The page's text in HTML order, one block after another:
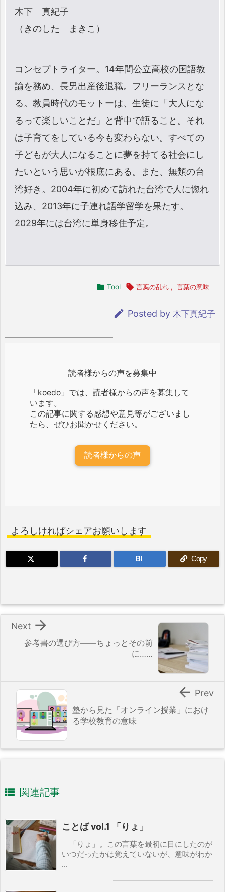
木下 真紀子
（きのした まきこ）
コンセプトライター。14年間公立高校の国語教
諭を務め、長男出産後退職。フリーランスとな
る。教員時代のモットーは、生徒に「大人にな
るって楽しいことだ」と背中で語ること。それ
は子育てをしている今も変わらない。すべての
子どもが大人になることに夢を持てる社会にし
たいという思いが根底にある。また、無類の台
湾好き。2004年に初めて訪れた台湾で人に惚れ
込み、2013年に子連れ語学留学を果たす。
2029年には台湾に単身移住予定。
 Tool  言葉の乱れ , 言葉の意味
 Posted by 木下真紀子
読者様からの声を募集中
「koedo」では、読者様からの声を募集して
います。
この記事に関する感想や意見等がございまし
たら、ぜひお聞かせください。
読者様からの声
よろしければシェアお願いします
B! Copy
参考書の選び方――ちょっとその前
に……

Next
塾から見た「オンライン授業」におけ
る学校教育の意味
 Prev
 関連記事
ことば vol.1 「りょ」
「りょ」。この言葉を最初に目にしたのが
いつだったかは覚えていないが、意味がわか
...